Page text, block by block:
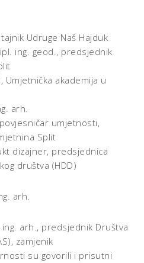
Udruge Naš Hajduk
ing. geod., predsjednik
Umjetnička akademija u
arh.
umjetnosti,
Split
dizajner, predsjednica
društva (HDD)
arh.
arh., predsjednik Društva
zamjenik
su govorili i prisutni